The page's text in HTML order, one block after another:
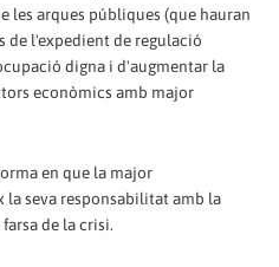
les arques públiques (que hauran
de l'expedient de regulació
digna i d'augmentar la
econòmics amb major
en que la major
seva responsabilitat amb la
de la crisi.